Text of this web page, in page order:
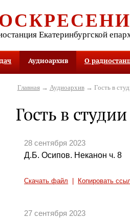
Екатеринбургской
Аудиоархив О
Главная→ Аудиоархив→ Гость в
Гость в студии
28 сентября 2023
Д.Б. Осипов. Неканон ч. 8
Скачать файл Копировать
27 сентября 2023